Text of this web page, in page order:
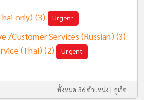
only) (3) Urgent
/Customer Services (Russian) (3)
(Thai) (2) Urgent
ทั้งหมด 36 ตำแหน่ง | ภูเก็ต